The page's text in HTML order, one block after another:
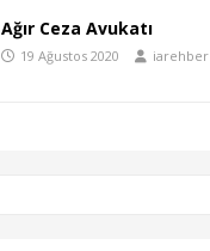
Ağır Ceza Avukatı
19 Ağustos 2020 iarehber